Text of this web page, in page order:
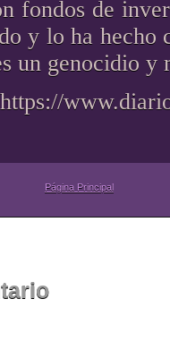
fondos de
y lo ha hecho
un genocidio
https://
Página Principal